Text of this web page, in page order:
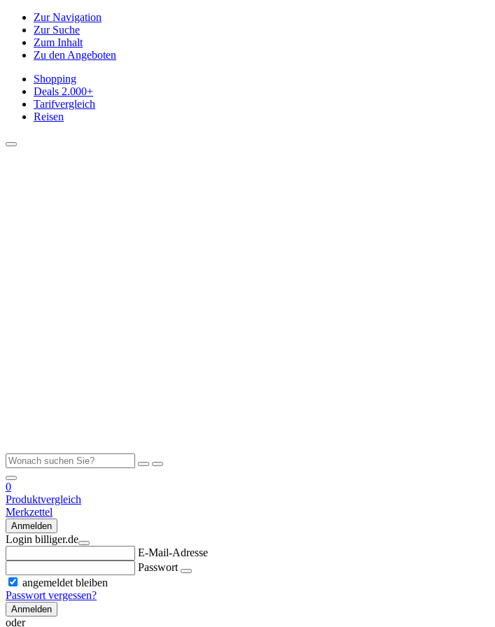
Zur Navigation
Zur Suche
Zum Inhalt
Zu den Angeboten
Shopping
Deals 2.000+
Tarifvergleich
Reisen
0
Produktvergleich
Merkzettel
Anmelden
Login billiger.de
E-Mail-Adresse
Passwort
angemeldet bleiben
Passwort vergessen?
Anmelden
oder